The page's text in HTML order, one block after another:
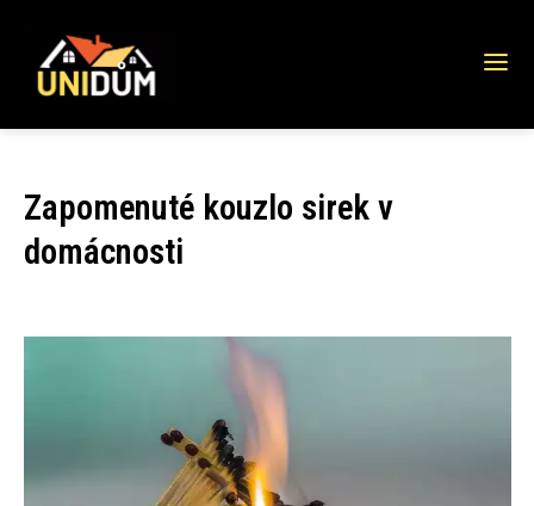
Zapomenuté kouzlo sirek v
domácnosti